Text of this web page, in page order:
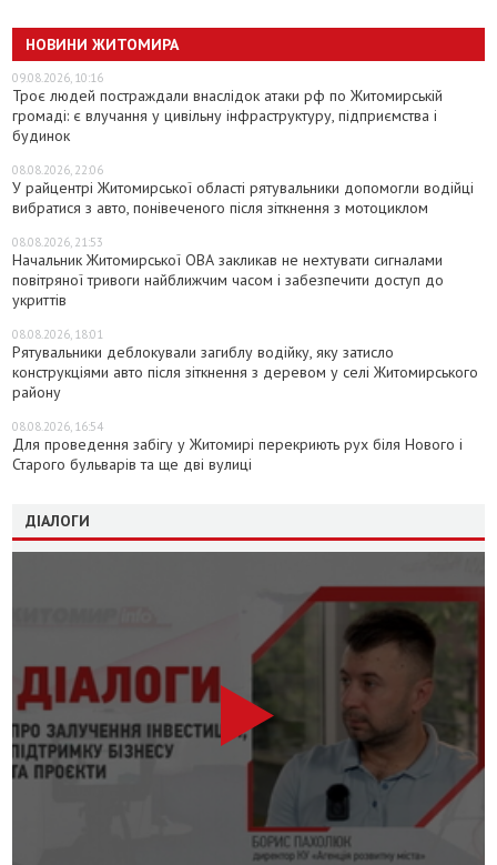
НОВИНИ ЖИТОМИРА
09.08.2026, 10:16
Троє людей постраждали внаслідок атаки рф по Житомирській
громаді: є влучання у цивільну інфраструктуру, підприємства і
будинок
08.08.2026, 22:06
У райцентрі Житомирської області рятувальники допомогли водійці
вибратися з авто, понівеченого після зіткнення з мотоциклом
08.08.2026, 21:53
Начальник Житомирської ОВА закликав не нехтувати сигналами
повітряної тривоги найближчим часом і забезпечити доступ до
укриттів
08.08.2026, 18:01
Рятувальники деблокували загиблу водійку, яку затисло
конструкціями авто після зіткнення з деревом у селі Житомирського
району
08.08.2026, 16:54
Для проведення забігу у Житомирі перекриють рух біля Нового і
Старого бульварів та ще дві вулиці
ДІАЛОГИ